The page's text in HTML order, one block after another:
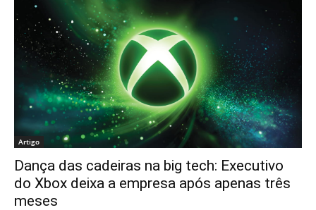
Artigo
Dança das cadeiras na big tech: Executivo
do Xbox deixa a empresa após apenas três
meses